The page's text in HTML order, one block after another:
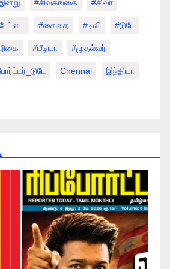
#சிவகங்கை #சிவா
#சைதை #டிவி #டுடே
#மீடியா #முதல்வர்
Chennai இந்தியா